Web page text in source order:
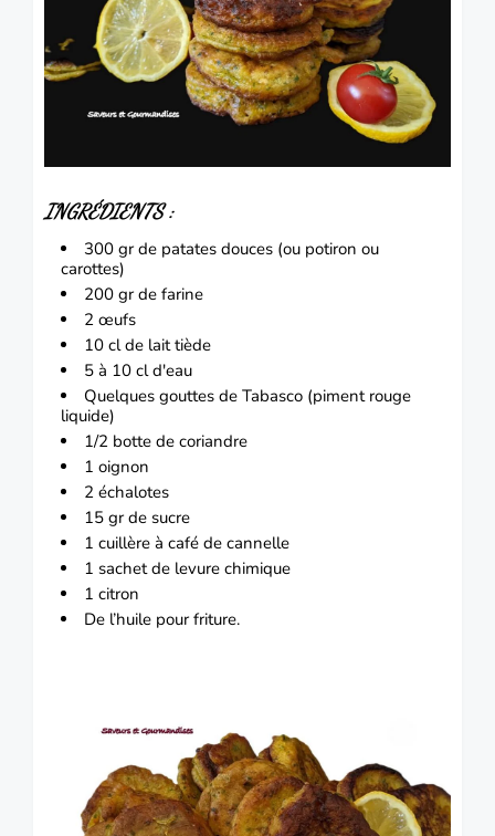
INGRÉDIENTS:
300 gr de patates douces (ou potiron ou
carottes)
200 gr de farine
2 œufs
10 cl de lait tiède
5 à 10 cl d'eau
Quelques gouttes de Tabasco (piment rouge
liquide)
1/2 botte de coriandre
1 oignon
2 échalotes
15 gr de sucre
1 cuillère à café de cannelle
1 sachet de levure chimique
1 citron
De l’huile pour friture.